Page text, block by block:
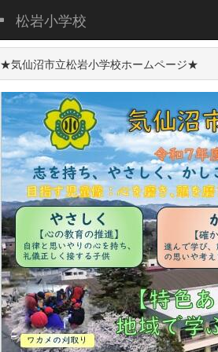
松岩小学校
★気仙沼市立松岩小学校ホームページ★